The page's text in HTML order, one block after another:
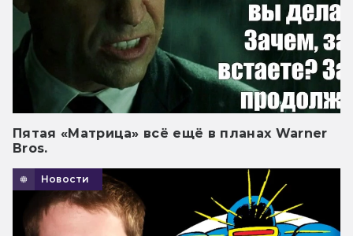
Пятая «Матрица» всё ещё в планах Warner
Bros.
Новости